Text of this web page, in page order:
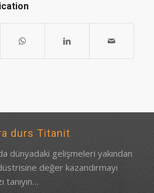
durs Titanit
dünyadaki gelişmeleri yakından
değer kazandırmayı
tanıyın…